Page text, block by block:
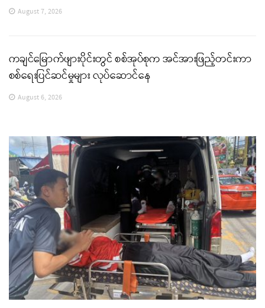
August 7, 2026
ကချင်မြောက်ဖျားပိုင်းတွင် စစ်အုပ်စုက အင်အားဖြည့်တင်းကာ
စစ်ရေးပြင်ဆင်မှုများ လုပ်ဆောင်နေ
August 6, 2026